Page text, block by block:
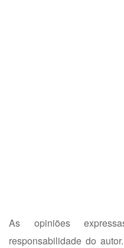
As opiniões
responsabilidade do